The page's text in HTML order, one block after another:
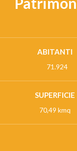
ABITANTI
71.924
SUPERFICIE
70,49 kmq